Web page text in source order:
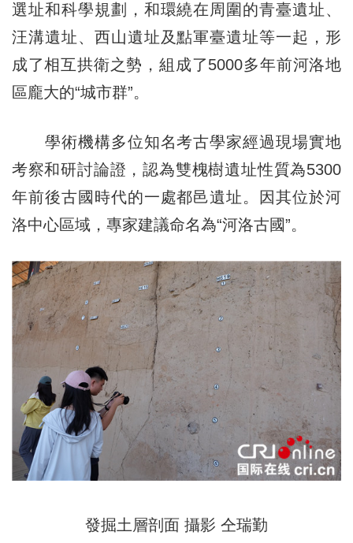
選址和科學規劃，和環繞在周圍的青臺遺址、
汪溝遺址、西山遺址及點軍臺遺址等一起，形
成了相互拱衛之勢，組成了5000多年前河洛地
區龐大的“城市群”。
學術機構多位知名考古學家經過現場實地
考察和研討論證，認為雙槐樹遺址性質為5300
年前後古國時代的一處都邑遺址。因其位於河
洛中心區域，專家建議命名為“河洛古國”。
發掘土層剖面 攝影 仝瑞勤